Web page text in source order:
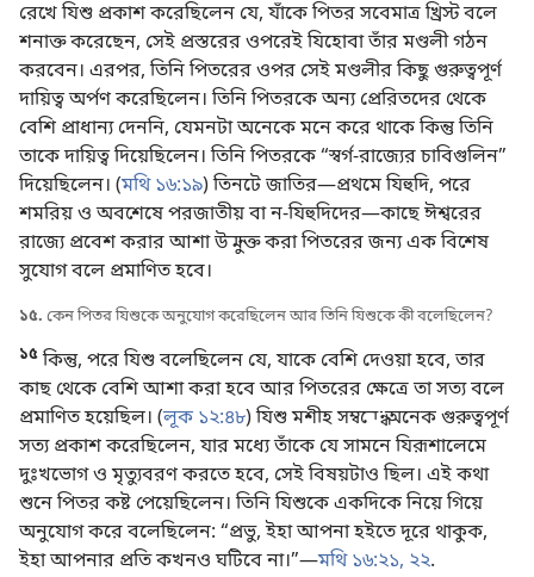
রেখে যিশু প্রকাশ করেছিলেন যে, যাঁকে পিতর সবেমাত্র খ্রিস্ট বলে
শনাক্ত করেছেন, সেই প্রস্তরের ওপরেই যিহোবা তাঁর মণ্ডলী গঠন
করবেন। এরপর, তিনি পিতরের ওপর সেই মণ্ডলীর কিছু গুরুত্বপূর্ণ
দায়িত্ব অর্পণ করেছিলেন। তিনি পিতরকে অন্য প্রেরিতদের থেকে
বেশি প্রাধান্য দেননি, যেমনটা অনেকে মনে করে থাকে কিন্তু তিনি
তাকে দায়িত্ব দিয়েছিলেন। তিনি পিতরকে “স্বর্গ-রাজ্যের চাবিগুলিন”
দিয়েছিলেন। (মথি ১৬:১৯) তিনটে জাতির—প্রথমে যিহুদি, পরে
শমরিয় ও অবশেষে পরজাতীয় বা ন-যিহুদিদের—কাছে ঈশ্বরের
রাজ্যে প্রবেশ করার আশা উন্মুক্ত করা পিতরের জন্য এক বিশেষ
সুযোগ বলে প্রমাণিত হবে।
১৫. কেন পিতর যিশুকে অনুযোগ করেছিলেন আর তিনি যিশুকে কী বলেছিলেন?
১৫কিন্তু, পরে যিশু বলেছিলেন যে, যাকে বেশি দেওয়া হবে, তার
কাছ থেকে বেশি আশা করা হবে আর পিতরের ক্ষেত্রে তা সত্য বলে
প্রমাণিত হয়েছিল। (লূক ১২:৪৮) যিশু মশীহ সম্বন্ধে অনেক গুরুত্বপূর্ণ
সত্য প্রকাশ করেছিলেন, যার মধ্যে তাঁকে যে সামনে যিরূশালেমে
দুঃখভোগ ও মৃত্যুবরণ করতে হবে, সেই বিষয়টাও ছিল। এই কথা
শুনে পিতর কষ্ট পেয়েছিলেন। তিনি যিশুকে একদিকে নিয়ে গিয়ে
অনুযোগ করে বলেছিলেন: “প্রভু, ইহা আপনা হইতে দূরে থাকুক,
ইহা আপনার প্রতি কখনও ঘটিবে না।”—মথি ১৬:২১, ২২.